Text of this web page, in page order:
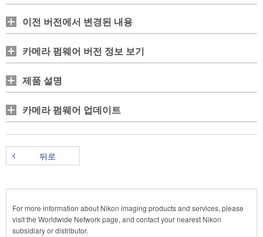
이전 버전에서 변경된 내용
카메라 펌웨어 버전 정보 보기
제품 설명
카메라 펌웨어 업데이트
뒤로
For more information about Nikon imaging products and services, please
visit the Worldwide Network page, and contact your nearest Nikon
subsidiary or distributor.